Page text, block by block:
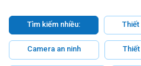
Tìm kiếm nhiều: Thiết
Camera an ninh